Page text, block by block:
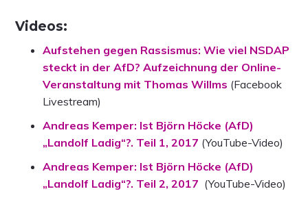
Videos:
Aufstehen gegen Rassismus: Wie viel NSDAP
steckt in der AfD? Aufzeichnung der Online-
Veranstaltung mit Thomas Willms (Facebook
Livestream)
Andreas Kemper: Ist Björn Höcke (AfD)
„Landolf Ladig“?. Teil 1, 2017 (YouTube-Video)
Andreas Kemper: Ist Björn Höcke (AfD)
„Landolf Ladig“?. Teil 2, 2017 (YouTube-Video)